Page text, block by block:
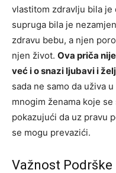
vlastitom zdravlju bila je
supruga bila je
zdravu bebu, a njen
njen život. Ova priča
već i o snazi ljubavi i
sada ne samo da uživa
mnogim ženama koje
pokazujući da uz pravu
se mogu prevazići.
Važnost Podrške